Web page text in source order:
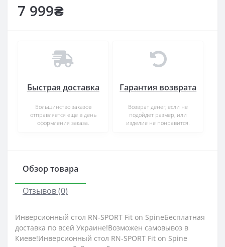
7 999₴
Быстрая доставка
Большинство заказов
отправляется еще в день
оформления заказа.
Гарантия возврата
Возврат денег, если не
подойдет размер, или
изделие не понравится.
Обзор товара
Отзывов (0)
Инверсионный стол RN-SPORT Fit on SpineБесплатная
доставка по всей Украине!Возможен самовывоз в
Киеве!Инверсионный стол RN-SPORT Fit on Spine